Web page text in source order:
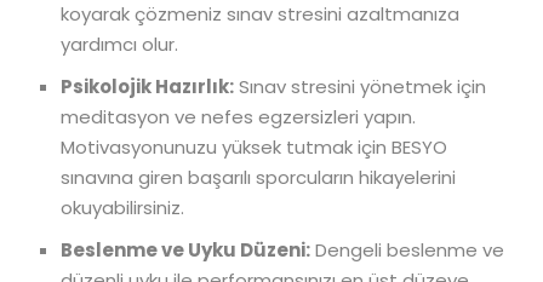
koyarak çözmeniz sınav stresini azaltmanıza
yardımcı olur.
Psikolojik Hazırlık:Sınav stresini yönetmek için
meditasyon ve nefes egzersizleri yapın.
Motivasyonunuzu yüksek tutmak için BESYO
sınavına giren başarılı sporcuların hikayelerini
okuyabilirsiniz.
Beslenme ve Uyku Düzeni:Dengeli beslenme ve